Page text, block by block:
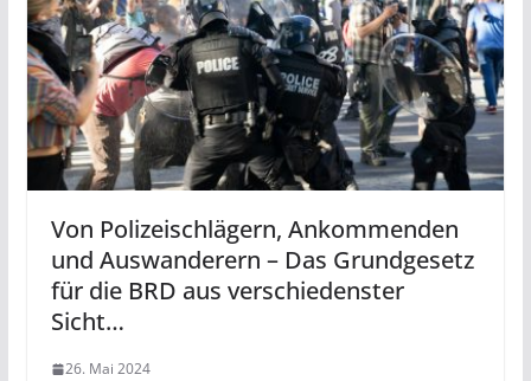
Von Polizeischlägern, Ankommenden
und Auswanderern – Das Grundgesetz
für die BRD aus verschiedenster
Sicht…
26. Mai 2024